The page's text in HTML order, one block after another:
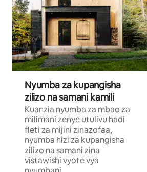
Nyumba za kupangisha
zilizo na samani kamili
Kuanzia nyumba za mbao za
milimani zenye utulivu hadi
fleti za mijini zinazofaa,
nyumba hizi za kupangisha
zilizo na samani zina
vistawishi vyote vya